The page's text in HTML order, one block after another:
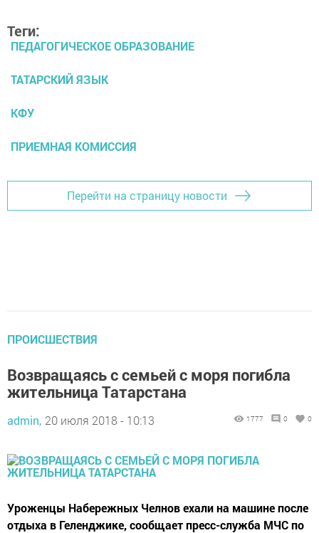
Теги:
ПЕДАГОГИЧЕСКОЕ ОБРАЗОВАНИЕ
ТАТАРСКИЙ ЯЗЫК
КФУ
ПРИЕМНАЯ КОМИССИЯ
Перейти на страницу новости
ПРОИСШЕСТВИЯ
Возвращаясь с семьей с моря погибла
жительница Татарстана
admin, 20 июля 2018 - 10:13 1777 0 0
Уроженцы Набережных Челнов ехали на машине после
отдыха в Геленджике, сообщает пресс-служба МЧС по